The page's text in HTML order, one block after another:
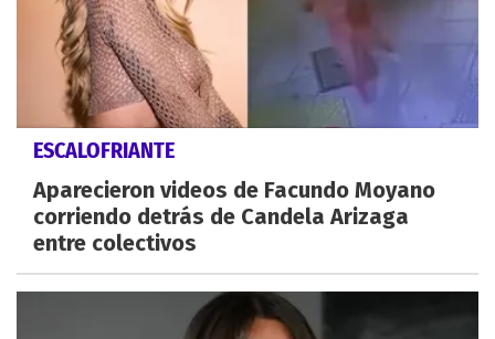
ESCALOFRIANTE
Aparecieron videos de Facundo Moyano
corriendo detrás de Candela Arizaga
entre colectivos